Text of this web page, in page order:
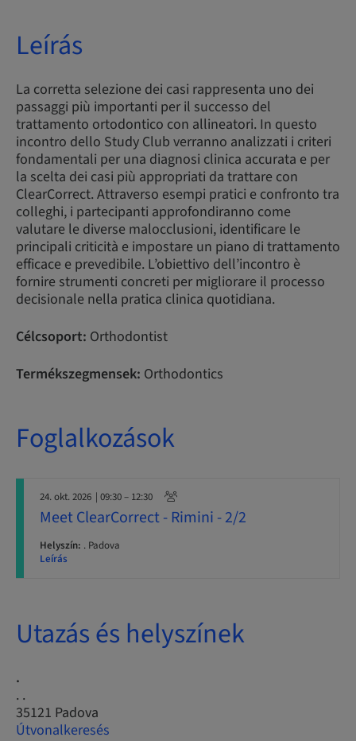
Leírás
La corretta selezione dei casi rappresenta uno dei
passaggi più importanti per il successo del
trattamento ortodontico con allineatori. In questo
incontro dello Study Club verranno analizzati i criteri
fondamentali per una diagnosi clinica accurata e per
la scelta dei casi più appropriati da trattare con
ClearCorrect. Attraverso esempi pratici e confronto tra
colleghi, i partecipanti approfondiranno come
valutare le diverse malocclusioni, identificare le
principali criticità e impostare un piano di trattamento
efficace e prevedibile. L’obiettivo dell’incontro è
fornire strumenti concreti per migliorare il processo
decisionale nella pratica clinica quotidiana.
Célcsoport: Orthodontist
Termékszegmensek: Orthodontics
Foglalkozások
24. okt. 2026 | 09:30 – 12:30
Meet ClearCorrect - Rimini - 2/2
Helyszín: . Padova
Leírás
Utazás és helyszínek
.
. .
35121 Padova
Útvonalkeresés